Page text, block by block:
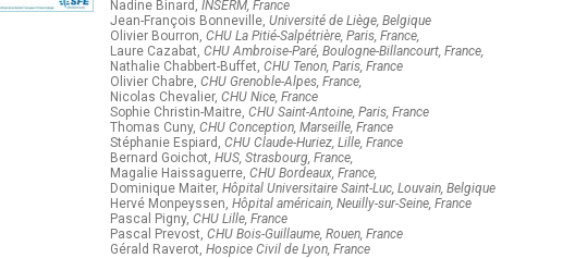
Nadine Binard, INSERM, France
Jean-François Bonneville, Université de Liège, Belgique
Olivier Bourron, CHU La Pitié-Salpétrière, Paris, France,
Laure Cazabat, CHU Ambroise-Paré, Boulogne-Billancourt, France,
Nathalie Chabbert-Buffet, CHU Tenon, Paris, France
Olivier Chabre, CHU Grenoble-Alpes, France,
Nicolas Chevalier, CHU Nice, France
Sophie Christin-Maitre, CHU Saint-Antoine, Paris, France
Thomas Cuny, CHU Conception, Marseille, France
Stéphanie Espiard, CHU Claude-Huriez, Lille, France
Bernard Goichot, HUS, Strasbourg, France,
Magalie Haissaguerre, CHU Bordeaux, France,
Dominique Maiter, Hôpital Universitaire Saint-Luc, Louvain, Belgique
Hervé Monpeyssen, Hôpital américain, Neuilly-sur-Seine, France
Pascal Pigny, CHU Lille, France
Pascal Prevost, CHU Bois-Guillaume, Rouen, France
Gérald Raverot, Hospice Civil de Lyon, France